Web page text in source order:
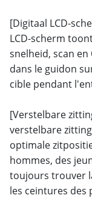
[Digitaal LCD-
LCD-scherm
snelheid, scan
dans le guidon
cible pendant
[Verstelbare
verstelbare
optimale
hommes, des
toujours trouver
les ceintures des